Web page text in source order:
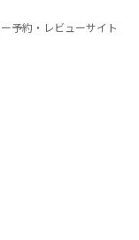
予約・レビューサイト